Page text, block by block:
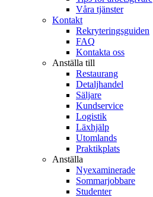
Våra tjänster
Kontakt
Rekryteringsguiden
FAQ
Kontakta oss
Anställa till
Restaurang
Detaljhandel
Säljare
Kundservice
Logistik
Läxhjälp
Utomlands
Praktikplats
Anställa
Nyexaminerade
Sommarjobbare
Studenter